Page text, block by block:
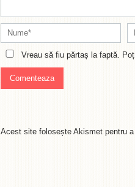
Vreau să fiu părtaș la faptă.
Acest site folosește Akismet pentru